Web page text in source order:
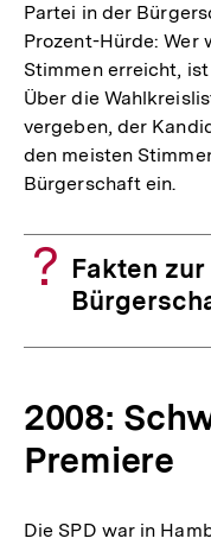
Partei in der
Prozent-Hürde: Wer
Stimmen erreicht,
Über die
vergeben, der
den meisten
Bürgerschaft ein.
Fakten
2008:
Premiere
Die SPD war in